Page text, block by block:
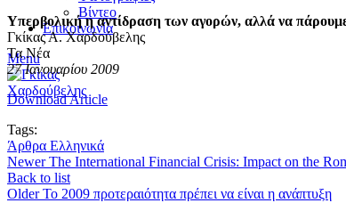
Βίντεο
Επικοινωνία
Menu
Υπερβολική η αντίδραση των αγορών, αλλά να
Γκίκας Α. Χαρδούβελης
Τα Νέα
27 Ιανουαρίου 2009
Download Article
Tags:
Άρθρα Ελληνικά
Newer The International Financial Crisis: Impact on the
Back to list
Older Το 2009 προτεραιότητα πρέπει να είναι η ανάπτυξη